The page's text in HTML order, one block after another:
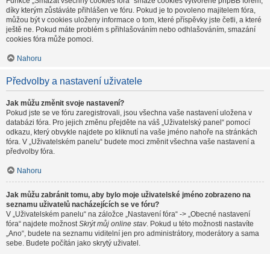
díky kterým zůstáváte přihlášen ve fóru. Pokud je to povoleno majitelem fóra,
můžou být v cookies uloženy informace o tom, které příspěvky jste četli, a které
ještě ne. Pokud máte problém s přihlašováním nebo odhlašováním, smazání
cookies fóra může pomoci.
Nahoru
Předvolby a nastavení uživatele
Jak můžu změnit svoje nastavení?
Pokud jste se ve fóru zaregistrovali, jsou všechna vaše nastavení uložena v
databázi fóra. Pro jejich změnu přejděte na váš „Uživatelský panel“ pomocí
odkazu, který obvykle najdete po kliknutí na vaše jméno nahoře na stránkách
fóra. V „Uživatelském panelu“ budete moci změnit všechna vaše nastavení a
předvolby fóra.
Nahoru
Jak můžu zabránit tomu, aby bylo moje uživatelské jméno zobrazeno na
seznamu uživatelů nacházejících se ve fóru?
V „Uživatelském panelu“ na záložce „Nastavení fóra“ -> „Obecné nastavení
fóra“ najdete možnostSkrýt můj online stav. Pokud u této možnosti nastavíte
„Ano“, budete na seznamu viditelní jen pro administrátory, moderátory a sama
sebe. Budete počítán jako skrytý uživatel.